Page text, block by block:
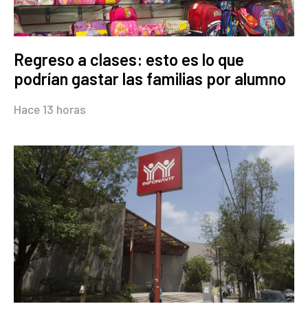
Regreso a clases: esto es lo que
podrían gastar las familias por alumno
Hace 13 horas